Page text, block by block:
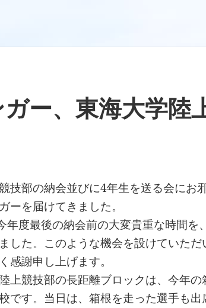
ー、東海大学陸
技部の納会並びに4年生を送る会にお
ーを届けてきました。
年度最後の納会前の大変貴重な時間を
した。このような機会を設けていただ
感謝申し上げます。
上競技部の長距離ブロックは、今年の
です。当日は、箱根を走った選手も出